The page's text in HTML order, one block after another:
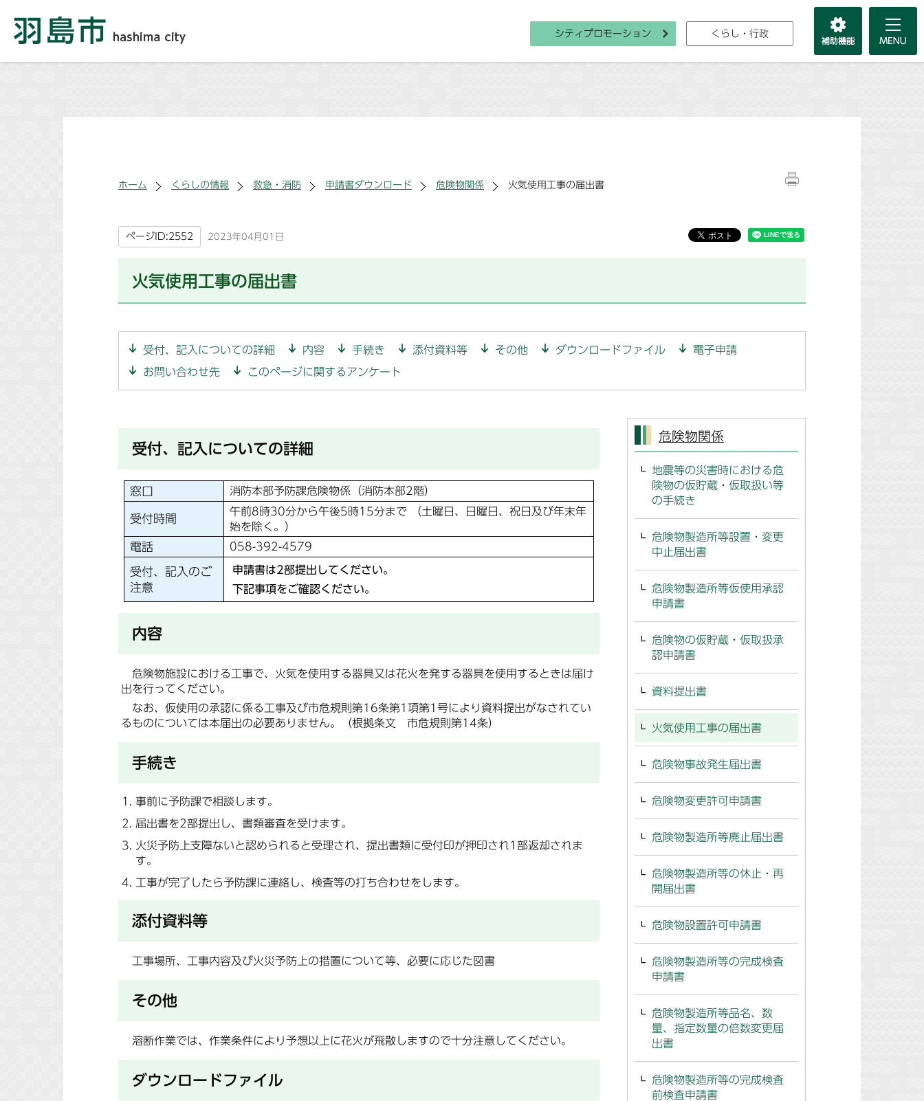
シティプロモーション くらし・行政
ホーム くらしの情報 救急・消防 申請書ダウンロード 危険物関係 火気使用工事の届出書
ページID:2552 2023年04月01日
火気使用工事の届出書
受付、記入についての詳細 内容 手続き 添付資料等 その他 ダウンロードファイル
電子申請
お問い合わせ先
このページに関するアンケート
受付、記入についての詳細
窓口 消防本部予防課危険物係（消防本部2階）
受付時間
午前8時30分から午後5時15分まで （土曜日、日曜日、祝日及び年末年
始を除く。）
電話 058-392-4579
受付、記入のご
注意
申請書は2部提出してください。
下記事項をご確認ください。
内容
危険物施設における工事で、火気を使用する器具又は花火を発する器具を使用するときは届け
出を行ってください。
なお、仮使用の承認に係る工事及び市危規則第16条第1項第1号により資料提出がなされてい
るものについては本届出の必要ありません。（根拠条文 市危規則第14条）
手続き
事前に予防課で相談します。
届出書を2部提出し、書類審査を受けます。
火災予防上支障ないと認められると受理され、提出書類に受付印が押印され1部返却されま
す。
工事が完了したら予防課に連絡し、検査等の打ち合わせをします。
添付資料等
工事場所、工事内容及び火災予防上の措置について等、必要に応じた図書
その他
溶断作業では、作業条件により予想以上に花火が飛散しますので十分注意してください。
ダウンロードファイル
危険物関係
地震等の災害時における危
険物の仮貯蔵・仮取扱い等
の手続き
危険物製造所等設置・変更
中止届出書
危険物製造所等仮使用承認
申請書
危険物の仮貯蔵・仮取扱承
認申請書
資料提出書
火気使用工事の届出書
危険物事故発生届出書
危険物変更許可申請書
危険物製造所等廃止届出書
危険物製造所等の休止・再
開届出書
危険物設置許可申請書
危険物製造所等の完成検査
申請書
危険物製造所等品名、数
量、指定数量の倍数変更届
出書
危険物製造所等の完成検査
前検査申請書